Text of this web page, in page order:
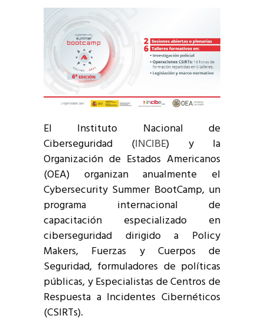
El Instituto Nacional de
Ciberseguridad (INCIBE) y la
Organización de Estados Americanos
(OEA) organizan anualmente el
Cybersecurity Summer BootCamp, un
programa internacional de
capacitación especializado en
ciberseguridad dirigido a Policy
Makers, Fuerzas y Cuerpos de
Seguridad, formuladores de políticas
públicas, y Especialistas de Centros de
Respuesta a Incidentes Cibernéticos
(CSIRTs).